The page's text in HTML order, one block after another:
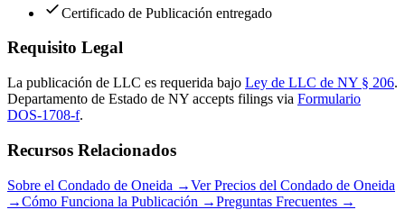
Certificado de Publicación entregado
Requisito Legal
La publicación de LLC es requerida bajo Ley de LLC de NY § 206.
Departamento de Estado de NY accepts filings via Formulario
DOS-1708-f.
Recursos Relacionados
Sobre el Condado de Oneida →Ver Precios del Condado de Oneida
→Cómo Funciona la Publicación →Preguntas Frecuentes →